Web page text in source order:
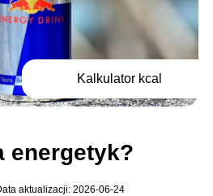
Kalkulator kcal
energetyk?
aktualizacji: 2026-06-24